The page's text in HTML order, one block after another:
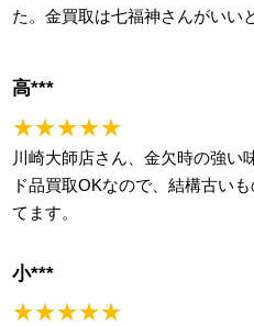
た。金買取は七福神さんがいい
高***
★★★★★
川崎大師店さん、金欠時の強い
ド品買取OKなので、結構古い
てます。
小***
★★★★★